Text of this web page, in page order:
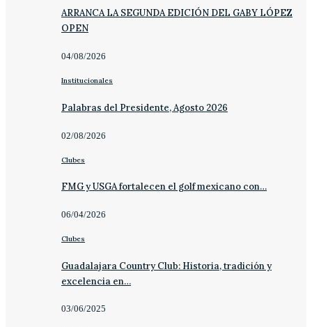
ARRANCA LA SEGUNDA EDICIÓN DEL GABY LÓPEZ
OPEN
04/08/2026
Institucionales
Palabras del Presidente, Agosto 2026
02/08/2026
Clubes
FMG y USGA fortalecen el golf mexicano con…
06/04/2026
Clubes
Guadalajara Country Club: Historia, tradición y
excelencia en…
03/06/2025